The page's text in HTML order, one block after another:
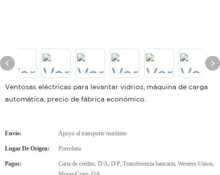
Ventosas eléctricas para levantar vidrios, máquina de carga
automática, precio de fábrica económico.
Envío: Apoyo al transporte marítimo
Lugar De Origen: Porcelana
Pagos:
Carta de crédito, D/A, D/P, Transferencia bancaria, Western Union,